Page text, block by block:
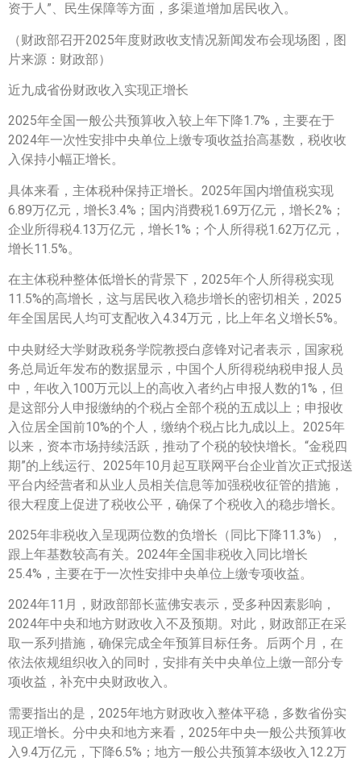
资于人”、民生保障等方面，多渠道增加居民收入。
（财政部召开2025年度财政收支情况新闻发布会现场图，图
片来源：财政部）
近九成省份财政收入实现正增长
2025年全国一般公共预算收入较上年下降1.7%，主要在于
2024年一次性安排中央单位上缴专项收益抬高基数，税收收
入保持小幅正增长。
具体来看，主体税种保持正增长。2025年国内增值税实现
6.89万亿元，增长3.4%；国内消费税1.69万亿元，增长2%；
企业所得税4.13万亿元，增长1%；个人所得税1.62万亿元，
增长11.5%。
在主体税种整体低增长的背景下，2025年个人所得税实现
11.5%的高增长，这与居民收入稳步增长的密切相关，2025
年全国居民人均可支配收入4.34万元，比上年名义增长5%。
中央财经大学财政税务学院教授白彦锋对记者表示，国家税
务总局近年发布的数据显示，中国个人所得税纳税申报人员
中，年收入100万元以上的高收入者约占申报人数的1%，但
是这部分人申报缴纳的个税占全部个税的五成以上；申报收
入位居全国前10%的个人，缴纳个税占比九成以上。2025年
以来，资本市场持续活跃，推动了个税的较快增长。“金税四
期”的上线运行、2025年10月起互联网平台企业首次正式报送
平台内经营者和从业人员相关信息等加强税收征管的措施，
很大程度上促进了税收公平，确保了个税收入的稳步增长。
2025年非税收入呈现两位数的负增长（同比下降11.3%），
跟上年基数较高有关。2024年全国非税收入同比增长
25.4%，主要在于一次性安排中央单位上缴专项收益。
2024年11月，财政部部长蓝佛安表示，受多种因素影响，
2024年中央和地方财政收入不及预期。对此，财政部正在采
取一系列措施，确保完成全年预算目标任务。后两个月，在
依法依规组织收入的同时，安排有关中央单位上缴一部分专
项收益，补充中央财政收入。
需要指出的是，2025年地方财政收入整体平稳，多数省份实
现正增长。分中央和地方来看，2025年中央一般公共预算收
入9.4万亿元，下降6.5%；地方一般公共预算本级收入12.2万